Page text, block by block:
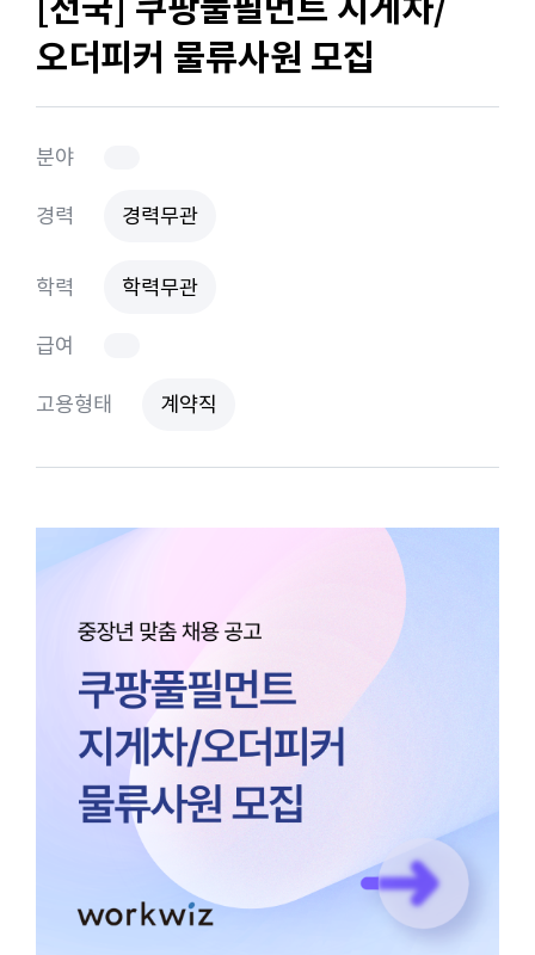
오더피커 물류사원 모집
분야
경력 경력무관
학력 학력무관
급여
고용형태 계약직